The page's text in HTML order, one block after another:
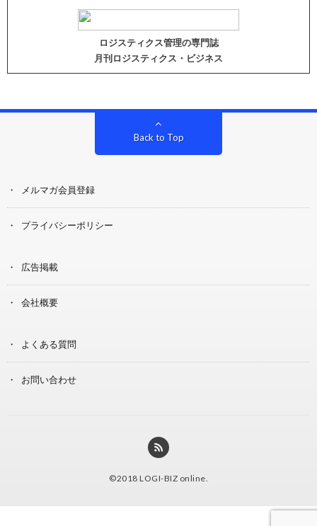
ロジスティクス管理の専門誌
月刊ロジスティクス・ビジネス
Back to Top
メルマガ会員登録
プライバシーポリシー
広告掲載
会社概要
よくある質問
お問い合わせ
©2018 LOGI-BIZ online